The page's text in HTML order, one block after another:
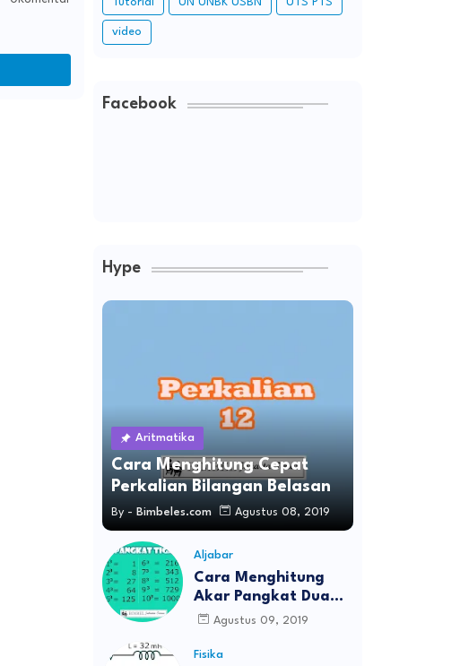
video
Facebook
Hype
Aritmatika
Cara Menghitung Cepat
Perkalian Bilangan Belasan
By - Bimbeles.com Agustus 08, 2019
Aljabar
Cara Menghitung
Akar Pangkat Dua
Dan Akar Pangkat
Agustus 09, 2019
Fisika